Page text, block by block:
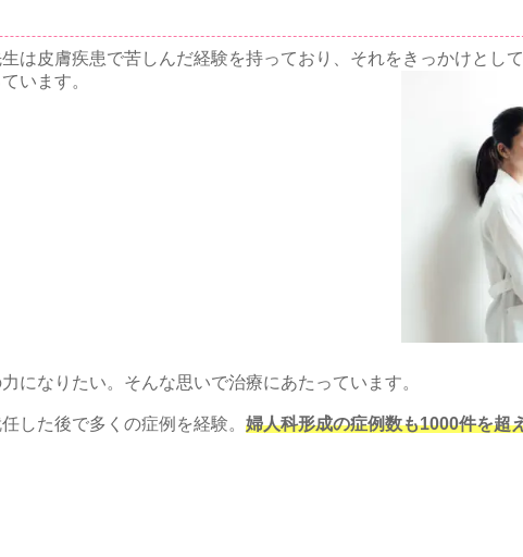
は皮膚疾患で苦しんだ経験を持っており、それをきっかけとし
います。
になりたい。そんな思いで治療にあたっています。
した後で多くの症例を経験。 婦人科形成の症例数も1000件を超